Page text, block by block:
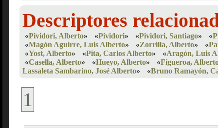
Descriptores
«Pividori, Alberto» «Pividori» «Pividori, Santiago» «
«Magón Aguirre, Luis Alberto» «Zorrilla, Alberto» «
«Yost, Alberto» «Pita, Carlos Alberto» «Aragón, Luis
«Casella, Alberto» «Hueyo, Alberto» «Figueroa,
Lassaleta Sambarino, José Alberto» «Bruno Ramayón,
1